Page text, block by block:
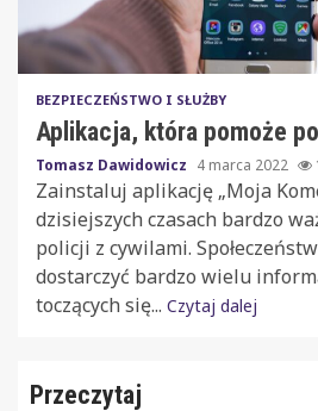
BEZPIECZEŃSTWO I SŁUŻBY
Aplikacja, która pomoże
Tomasz Dawidowicz 4 marca 2022
Zainstaluj aplikację „Moja
dzisiejszych czasach bardzo
policji z cywilami.
dostarczyć bardzo wielu
toczących się... Czytaj dalej
Przeczytaj